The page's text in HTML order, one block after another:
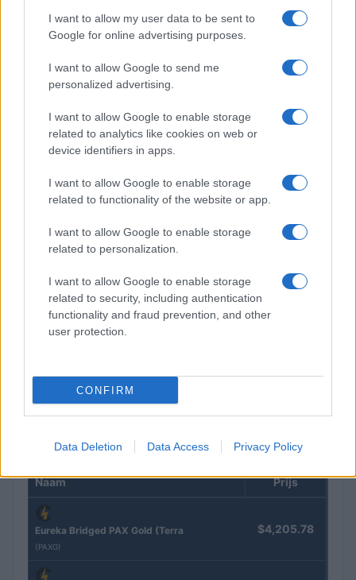
I want to allow my user data to be sent to
Google for online advertising purposes.
I want to allow Google to send me
personalized advertising.
I want to allow Google to enable storage
related to analytics like cookies on web or
device identifiers in apps.
I want to allow Google to enable storage
related to functionality of the website or app.
I want to allow Google to enable storage
related to personalization.
I want to allow Google to enable storage
related to security, including authentication
functionality and fraud prevention, and other
user protection.
CONFIRM
Data Deletion Data Access Privacy Policy
grondstoffen
Sanne De Vries · 5 aug 2026
Sanne De Vries · 4 aug 2026
CRYPTOKOERSEN
Naam Prijs
Eureka Bridged PAX Gold (Terra
(PAXG)
$4,205.78